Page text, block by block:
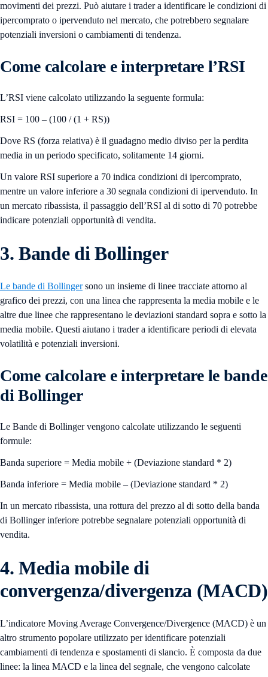
movimenti dei prezzi. Può aiutare i trader a identificare le condizioni di
ipercomprato o ipervenduto nel mercato, che potrebbero segnalare
potenziali inversioni o cambiamenti di tendenza.
Come calcolare e interpretare l’RSI
L’RSI viene calcolato utilizzando la seguente formula:
RSI = 100 – (100 / (1 + RS))
Dove RS (forza relativa) è il guadagno medio diviso per la perdita
media in un periodo specificato, solitamente 14 giorni.
Un valore RSI superiore a 70 indica condizioni di ipercomprato,
mentre un valore inferiore a 30 segnala condizioni di ipervenduto. In
un mercato ribassista, il passaggio dell’RSI al di sotto di 70 potrebbe
indicare potenziali opportunità di vendita.
3. Bande di Bollinger
Le bande di Bollingersono un insieme di linee tracciate attorno al
grafico dei prezzi, con una linea che rappresenta la media mobile e le
altre due linee che rappresentano le deviazioni standard sopra e sotto la
media mobile. Questi aiutano i trader a identificare periodi di elevata
volatilità e potenziali inversioni.
Come calcolare e interpretare le bande
di Bollinger
Le Bande di Bollinger vengono calcolate utilizzando le seguenti
formule:
Banda superiore = Media mobile + (Deviazione standard * 2)
Banda inferiore = Media mobile – (Deviazione standard * 2)
In un mercato ribassista, una rottura del prezzo al di sotto della banda
di Bollinger inferiore potrebbe segnalare potenziali opportunità di
vendita.
4. Media mobile di
convergenza/divergenza (MACD)
L’indicatore Moving Average Convergence/Divergence (MACD) è un
altro strumento popolare utilizzato per identificare potenziali
cambiamenti di tendenza e spostamenti di slancio. È composta da due
linee: la linea MACD e la linea del segnale, che vengono calcolate